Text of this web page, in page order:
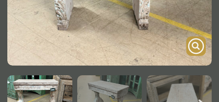
Bureau
Tafelblad
Onderstel
Bartafel
Console
Tafel overig